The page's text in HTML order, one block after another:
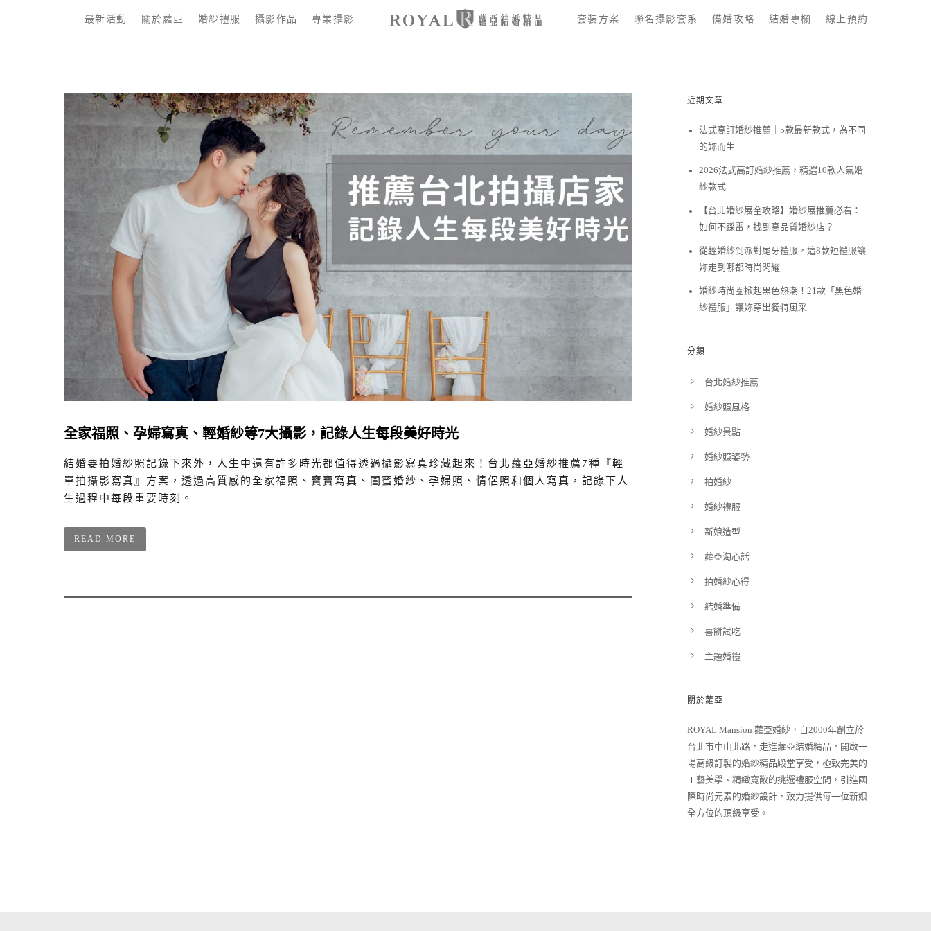
最新活動 關於蘿亞 婚紗禮服 攝影作品 專業攝影 套裝方案 聯名攝影套系 備婚攻略 結婚專欄 線上預約
全家福照、孕婦寫真、輕婚紗等7大攝影，記錄人生每段美好時光
結婚要拍婚紗照記錄下來外，人生中還有許多時光都值得透過攝影寫真珍藏起來！台北蘿亞婚紗推薦7種『輕
單拍攝影寫真』方案，透過高質感的全家福照、寶寶寫真、閨蜜婚紗、孕婦照、情侶照和個人寫真，記錄下人
生過程中每段重要時刻。
READ MORE
近期文章
法式高訂婚紗推薦｜5款最新款式，為不同
的妳而生
2026法式高訂婚紗推薦，精選10款人氣婚
紗款式
【台北婚紗展全攻略】婚紗展推薦必看：
如何不踩雷，找到高品質婚紗店？
從輕婚紗到派對尾牙禮服，這8款短禮服讓
妳走到哪都時尚閃耀
婚紗時尚圈掀起黑色熱潮！21款「黑色婚
紗禮服」讓妳穿出獨特風采
分類
台北婚紗推薦
婚紗照風格
婚紗景點
婚紗照姿勢
拍婚紗
婚紗禮服
新娘造型
蘿亞淘心話
拍婚紗心得
結婚準備
喜餅試吃
主題婚禮
關於蘿亞
ROYAL Mansion 蘿亞婚紗，自2000年創立於
台北市中山北路，走進蘿亞結婚精品，開啟一
場高級訂製的婚紗精品殿堂享受，極致完美的
工藝美學、精緻寬敞的挑選禮服空間，引進國
際時尚元素的婚紗設計，致力提供每一位新娘
全方位的頂級享受。